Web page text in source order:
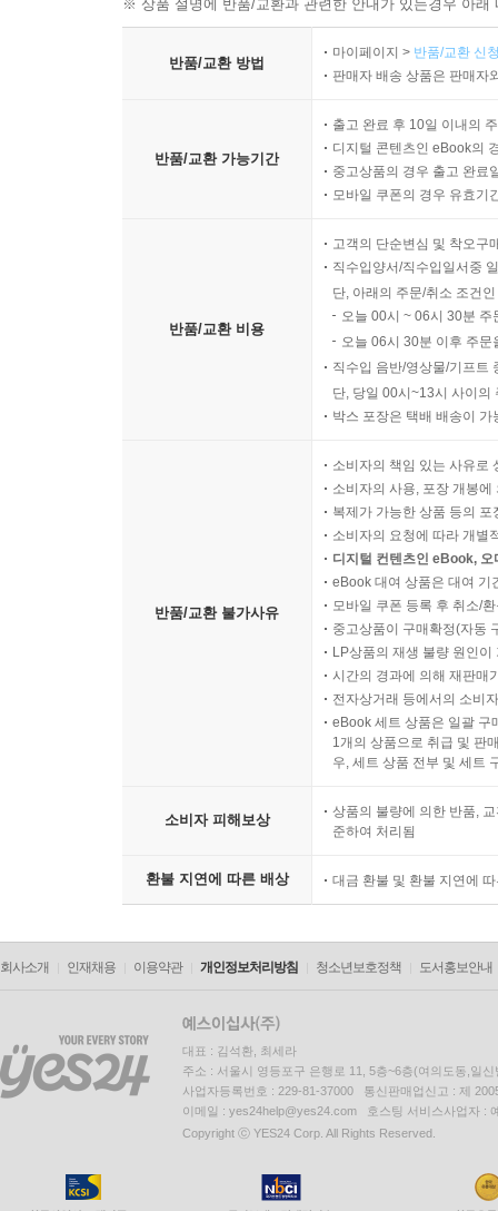
※ 상품 설명에 반품/교환과 관련한 안내가 있는경우 아
반품/교환 방법
마이페이지 > 반품/교환 신
판매자 배송 상품은 판매자
반품/교환 가능기간
출고 완료 후 10일 이내의
디지털 콘텐츠인 eBook의
중고상품의 경우 출고 완료
모바일 쿠폰의 경우 유효기
반품/교환 비용
고객의 단순변심 및 착오구
직수입양서/직수입일서중
단, 아래의 주문/취소 조건
오늘 00시 ~ 06시 30분
오늘 06시 30분 이후 주
직수입 음반/영상물/기프트
단, 당일 00시~13시 사이의
박스 포장은 택배 배송이
반품/교환 불가사유
소비자의 책임 있는 사유로
소비자의 사용, 포장 개봉
복제가 가능한 상품 등의
소비자의 요청에 따라 개별
디지털 컨텐츠인 eBook,
eBook 대여 상품은 대여 기
모바일 쿠폰 등록 후 취소/
중고상품이 구매확정(자동
LP상품의 재생 불량 원인
시간의 경과에 의해 재판매
전자상거래 등에서의 소비
eBook 세트 상품은 일괄 구
1개의 상품으로 취급 및 판
우, 세트 상품 전부 및 세트
소비자 피해보상
상품의 불량에 의한 반품,
준하여 처리됨
환불 지연에 따른 배상 대금 환불 및 환불 지연에
회사소개 인재채용 이용약관 개인정보처리방침 청소년보호정책 도서홍보안내
대표 : 김석환, 최세라
주소 : 서울시 영등포구 은행로 11, 5층~6층(여의도동,일신
사업자등록번호 : 229-81-37000 통신판매업신고 : 제
이메일 : yes24help@yes24.com 호스팅 서비스사업자 :
Copyright ⓒ YES24 Corp. All Rights Reserved.